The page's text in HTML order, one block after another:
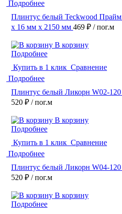
Подробнее
Плинтус белый Teckwood
х 16 мм х 2150 мм 469 ₽ / пог.м
В корзину
Подробнее
Купить в 1 клик Сравнение
Подробнее
Плинтус белый Ликорн W02-
520 ₽ / пог.м
В корзину
Подробнее
Купить в 1 клик Сравнение
Подробнее
Плинтус белый Ликорн W04-
520 ₽ / пог.м
В корзину
Подробнее